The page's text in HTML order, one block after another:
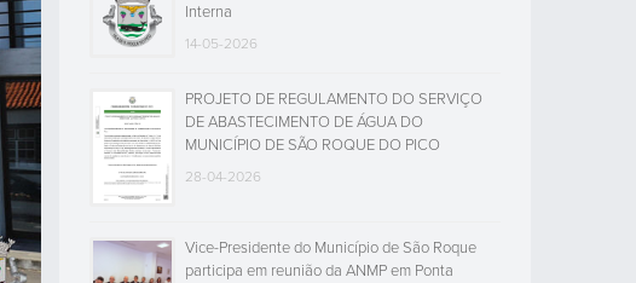
Interna
14-05-2026
PROJETO DE REGULAMENTO DO SERVIÇO
DE ABASTECIMENTO DE ÁGUA DO
MUNICÍPIO DE SÃO ROQUE DO PICO
28-04-2026
Vice-Presidente do Município de São Roque
participa em reunião da ANMP em Ponta